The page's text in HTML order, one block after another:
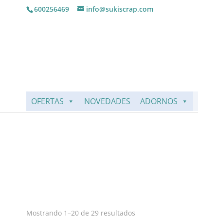
600256469 info@sukiscrap.com
OFERTAS NOVEDADES ADORNOS
Mostrando 1–20 de 29 resultados